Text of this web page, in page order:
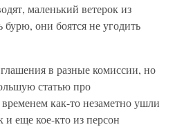
маленький ветерок из
они боятся не угодить
в разные комиссии, но
статью про
как-то незаметно ушли
еще кое-кто из персон